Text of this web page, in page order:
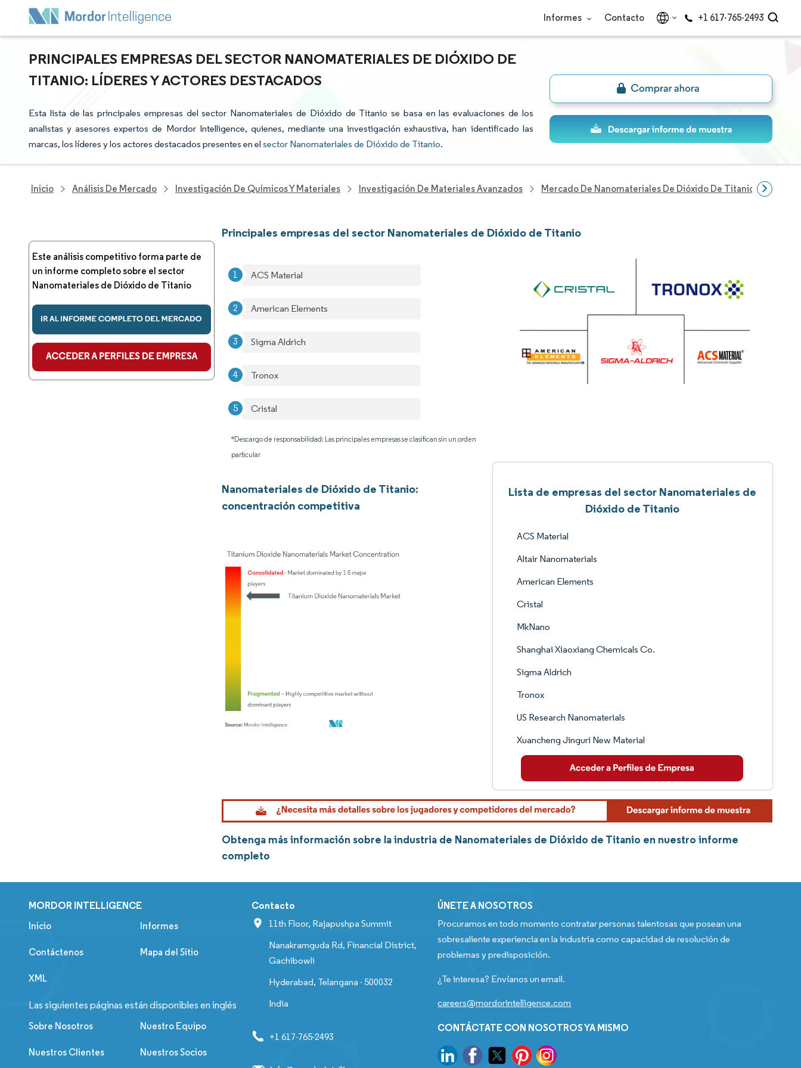
Informes Contacto +1 617-765-2493
PRINCIPALES EMPRESAS DEL SECTOR NANOMATERIALES DE DIÓXIDO DE
TITANIO: LÍDERES Y ACTORES DESTACADOS
Esta lista de las principales empresas del sector Nanomateriales de Dióxido de Titanio se basa en las evaluaciones de los
analistas y asesores expertos de Mordor Intelligence, quienes, mediante una investigación exhaustiva, han identificado las
marcas, los líderes y los actores destacados presentes en el sector Nanomateriales de Dióxido de Titanio.
Inicio Análisis De Mercado Investigación De Químicos Y Materiales Investigación De Materiales Avanzados Mercado De Nanomateriales De Dióxido De Titanio
Este análisis competitivo forma parte de
un informe completo sobre el sector
Nanomateriales de Dióxido de Titanio
Principales empresas del sector Nanomateriales de Dióxido de Titanio
ACS Material
American Elements
Sigma Aldrich
Tronox
Cristal
*Descargo de responsabilidad: Las principales empresas se clasifican sin un orden
particular
Nanomateriales de Dióxido de Titanio:
concentración competitiva
Lista de empresas del sector Nanomateriales de
Dióxido de Titanio
ACS Material
Altair Nanomaterials
American Elements
Cristal
MkNano
Shanghai Xiaoxiang Chemicals Co.
Sigma Aldrich
Tronox
US Research Nanomaterials
Xuancheng Jinguri New Material
Obtenga más información sobre la industria de Nanomateriales de Dióxido de Titanio en nuestro informe
completo
MORDOR INTELLIGENCE
Inicio Informes
Contáctenos Mapa del Sitio
XML
Las siguientes páginas están disponibles en inglés
Sobre Nosotros Nuestro Equipo
Nuestros Clientes Nuestros Socios
Contacto
11th Floor, Rajapushpa Summit
Nanakramguda Rd, Financial District,
Gachibowli
Hyderabad, Telangana - 500032
India
+1 617-765-2493
ÚNETE A NOSOTROS
Procuramos en todo momento contratar personas talentosas que posean una
sobresaliente experiencia en la industria como capacidad de resolución de
problemas y predisposición.
¿Te interesa? Envíanos un email.
careers@mordorintelligence.com
CONTÁCTATE CON NOSOTROS YA MISMO